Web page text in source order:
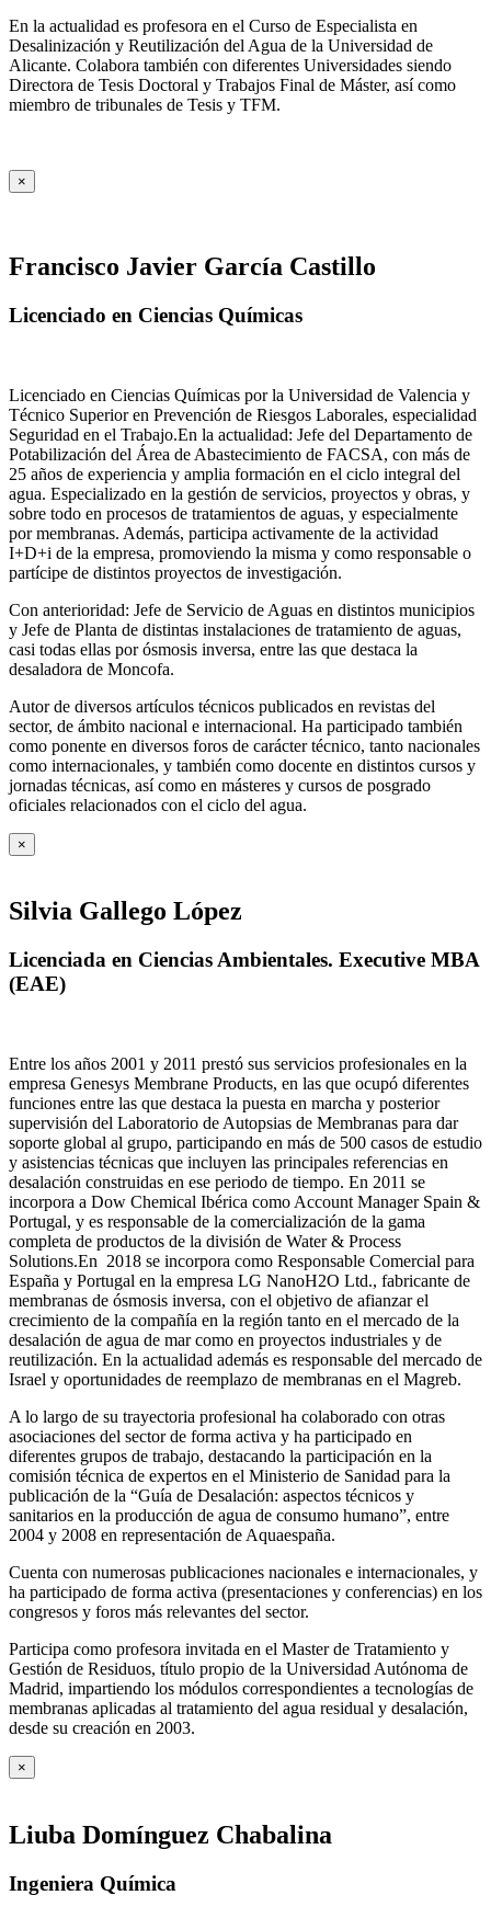
En la actualidad es profesora en el Curso de Especialista en
Desalinización y Reutilización del Agua de la Universidad de
Alicante. Colabora también con diferentes Universidades siendo
Directora de Tesis Doctoral y Trabajos Final de Máster, así como
miembro de tribunales de Tesis y TFM.
×
Francisco Javier García Castillo
Licenciado en Ciencias Químicas
Licenciado en Ciencias Químicas por la Universidad de Valencia y
Técnico Superior en Prevención de Riesgos Laborales, especialidad
Seguridad en el Trabajo.En la actualidad: Jefe del Departamento de
Potabilización del Área de Abastecimiento de FACSA, con más de
25 años de experiencia y amplia formación en el ciclo integral del
agua. Especializado en la gestión de servicios, proyectos y obras, y
sobre todo en procesos de tratamientos de aguas, y especialmente
por membranas. Además, participa activamente de la actividad
I+D+i de la empresa, promoviendo la misma y como responsable o
partícipe de distintos proyectos de investigación.
Con anterioridad: Jefe de Servicio de Aguas en distintos municipios
y Jefe de Planta de distintas instalaciones de tratamiento de aguas,
casi todas ellas por ósmosis inversa, entre las que destaca la
desaladora de Moncofa.
Autor de diversos artículos técnicos publicados en revistas del
sector, de ámbito nacional e internacional. Ha participado también
como ponente en diversos foros de carácter técnico, tanto nacionales
como internacionales, y también como docente en distintos cursos y
jornadas técnicas, así como en másteres y cursos de posgrado
oficiales relacionados con el ciclo del agua.
×
Silvia Gallego López
Licenciada en Ciencias Ambientales. Executive MBA
(EAE)
Entre los años 2001 y 2011 prestó sus servicios profesionales en la
empresa Genesys Membrane Products, en las que ocupó diferentes
funciones entre las que destaca la puesta en marcha y posterior
supervisión del Laboratorio de Autopsias de Membranas para dar
soporte global al grupo, participando en más de 500 casos de estudio
y asistencias técnicas que incluyen las principales referencias en
desalación construidas en ese periodo de tiempo. En 2011 se
incorpora a Dow Chemical Ibérica como Account Manager Spain &
Portugal, y es responsable de la comercialización de la gama
completa de productos de la división de Water & Process
Solutions.En 2018 se incorpora como Responsable Comercial para
España y Portugal en la empresa LG NanoH2O Ltd., fabricante de
membranas de ósmosis inversa, con el objetivo de afianzar el
crecimiento de la compañía en la región tanto en el mercado de la
desalación de agua de mar como en proyectos industriales y de
reutilización. En la actualidad además es responsable del mercado de
Israel y oportunidades de reemplazo de membranas en el Magreb.
A lo largo de su trayectoria profesional ha colaborado con otras
asociaciones del sector de forma activa y ha participado en
diferentes grupos de trabajo, destacando la participación en la
comisión técnica de expertos en el Ministerio de Sanidad para la
publicación de la “Guía de Desalación: aspectos técnicos y
sanitarios en la producción de agua de consumo humano”, entre
2004 y 2008 en representación de Aquaespaña.
Cuenta con numerosas publicaciones nacionales e internacionales, y
ha participado de forma activa (presentaciones y conferencias) en los
congresos y foros más relevantes del sector.
Participa como profesora invitada en el Master de Tratamiento y
Gestión de Residuos, título propio de la Universidad Autónoma de
Madrid, impartiendo los módulos correspondientes a tecnologías de
membranas aplicadas al tratamiento del agua residual y desalación,
desde su creación en 2003.
×
Liuba Domínguez Chabalina
Ingeniera Química